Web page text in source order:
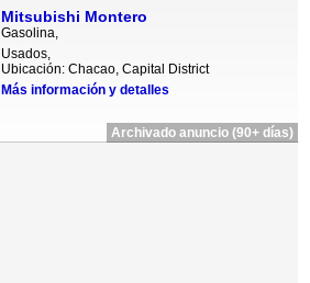
Mitsubishi Montero
Gasolina,
Usados,
Ubicación: Chacao, Capital District
Más información y detalles
Archivado anuncio (90+ días)